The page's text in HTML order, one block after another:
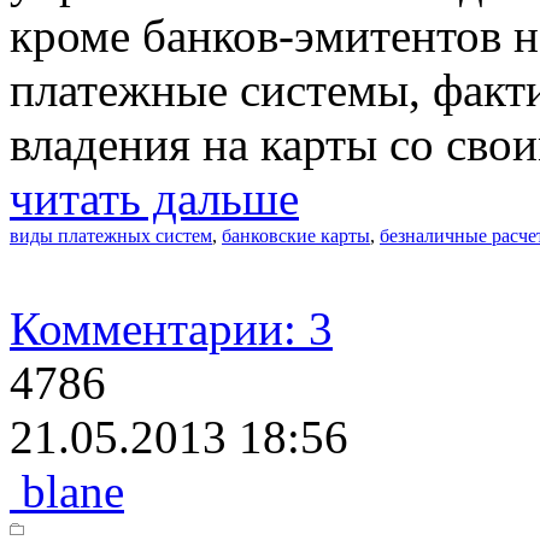
кроме банков-эмитентов
платежные системы,
владения на карты со
читать дальше
виды платежных систем, банковские карты, безналичные
Комментарии: 3
4786
21.05.2013 18:56
blane